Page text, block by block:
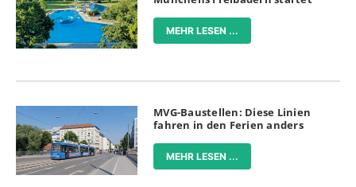
MEHR LESEN ...
MVG-Baustellen: Diese Linien
fahren in den Ferien anders
MEHR LESEN ...